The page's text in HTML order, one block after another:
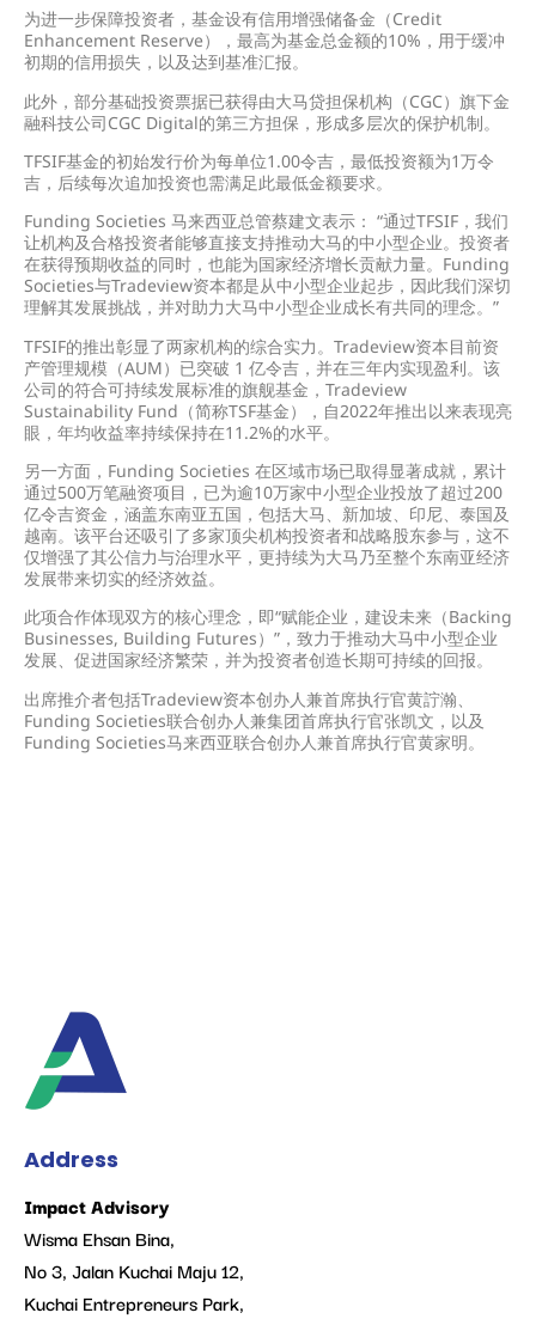
为进一步保障投资者，基金设有信用增强储备金（Credit
Enhancement Reserve），最高为基金总金额的10%，用于缓冲
初期的信用损失，以及达到基准汇报。
此外，部分基础投资票据已获得由大马贷担保机构（CGC）旗下金
融科技公司CGC Digital的第三方担保，形成多层次的保护机制。
TFSIF基金的初始发行价为每单位1.00令吉，最低投资额为1万令
吉，后续每次追加投资也需满足此最低金额要求。
Funding Societies 马来西亚总管蔡建文表示： “通过TFSIF，我们
让机构及合格投资者能够直接支持推动大马的中小型企业。投资者
在获得预期收益的同时，也能为国家经济增长贡献力量。Funding
Societies与Tradeview资本都是从中小型企业起步，因此我们深切
理解其发展挑战，并对助力大马中小型企业成长有共同的理念。”
TFSIF的推出彰显了两家机构的综合实力。Tradeview资本目前资
产管理规模（AUM）已突破 1 亿令吉，并在三年内实现盈利。该
公司的符合可持续发展标准的旗舰基金，Tradeview
Sustainability Fund（简称TSF基金），自2022年推出以来表现亮
眼，年均收益率持续保持在11.2%的水平。
另一方面，Funding Societies 在区域市场已取得显著成就，累计
通过500万笔融资项目，已为逾10万家中小型企业投放了超过200
亿令吉资金，涵盖东南亚五国，包括大马、新加坡、印尼、泰国及
越南。该平台还吸引了多家顶尖机构投资者和战略股东参与，这不
仅增强了其公信力与治理水平，更持续为大马乃至整个东南亚经济
发展带来切实的经济效益。
此项合作体现双方的核心理念，即“赋能企业，建设未来（Backing
Businesses, Building Futures）”，致力于推动大马中小型企业
发展、促进国家经济繁荣，并为投资者创造长期可持续的回报。
出席推介者包括Tradeview资本创办人兼首席执行官黄詝瀚、
Funding Societies联合创办人兼集团首席执行官张凯文，以及
Funding Societies马来西亚联合创办人兼首席执行官黄家明。
Address
Impact Advisory
Wisma Ehsan Bina,
No 3, Jalan Kuchai Maju 12,
Kuchai Entrepreneurs Park,